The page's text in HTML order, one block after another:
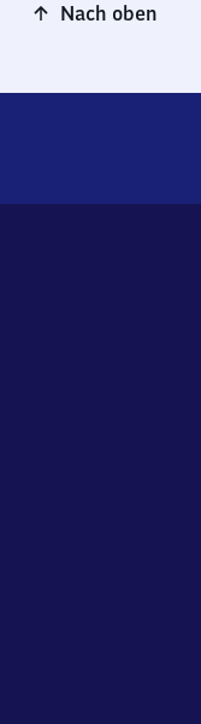
Nach oben